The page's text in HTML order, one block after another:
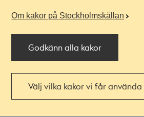
Om kakor på Stockholmskällan
Godkänn alla kakor
Välj vilka kakor vi får använda